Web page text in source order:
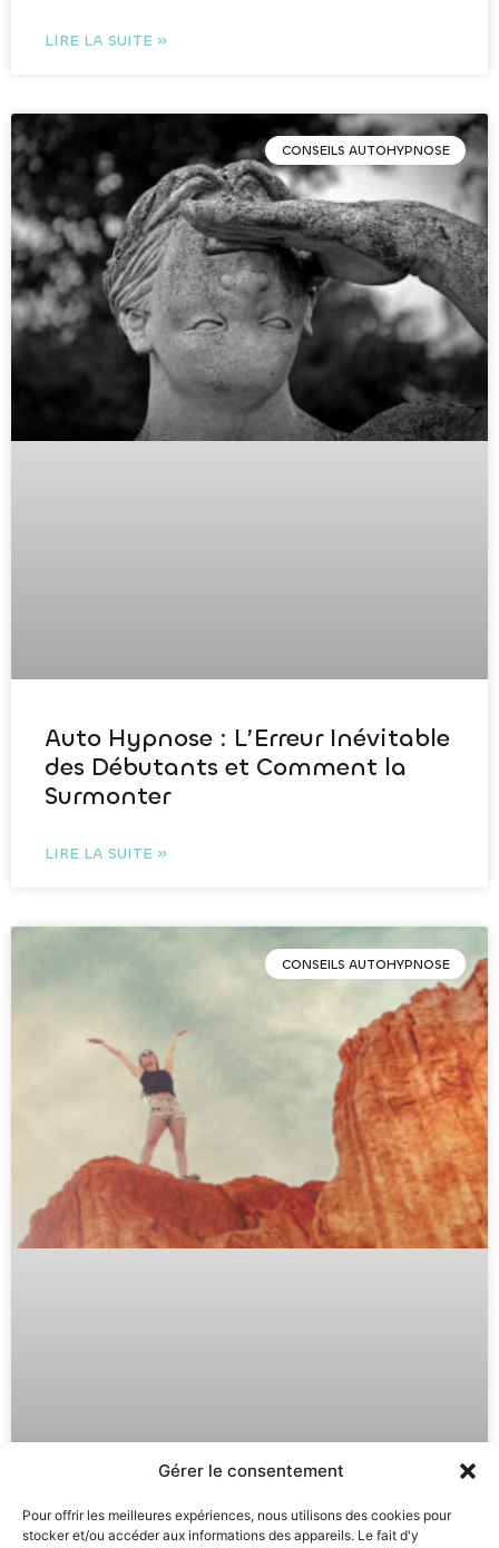
Gérer le consentement
Pour offrir les meilleures expériences, nous utilisons des cookies pour
stocker et/ou accéder aux informations des appareils. Le fait d'y
LIRE LA SUITE »
CONSEILS AUTOHYPNOSE
Auto Hypnose : L’Erreur Inévitable
des Débutants et Comment la
Surmonter
LIRE LA SUITE »
CONSEILS AUTOHYPNOSE